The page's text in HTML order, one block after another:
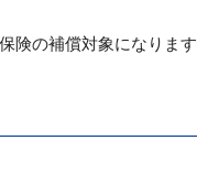
険の補償対象になります